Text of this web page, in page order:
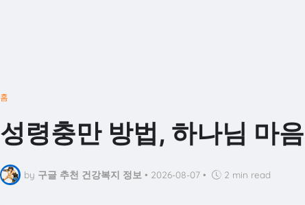
홈
성령충만 방법, 하나님 마
by 구글 추천 건강복지 정보 • 2026-08-07 • 2 min read